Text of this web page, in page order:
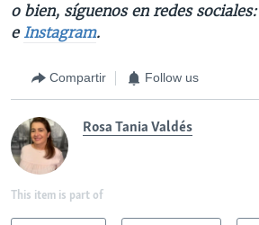
o bien, síguenos en redes sociales:
e Instagram.
Compartir Follow us
Rosa Tania Valdés
This item is part of